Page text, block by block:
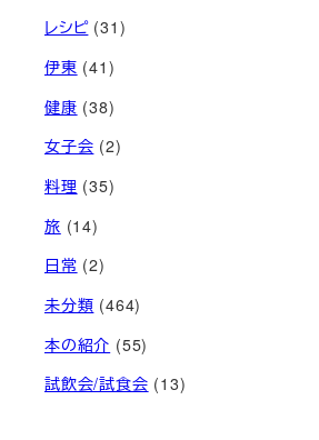
レシピ(31)
伊東 (41)
健康 (38)
女子会 (2)
料理 (35)
旅 (14)
日常 (2)
未分類 (464)
本の紹介 (55)
試飲会/試食会 (13)